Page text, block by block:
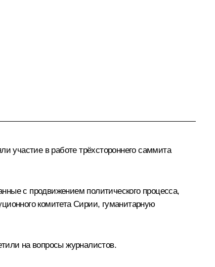
участие в работе трёхстороннего саммита
с продвижением политического процесса,
комитета Сирии, гуманитарную
на вопросы журналистов.